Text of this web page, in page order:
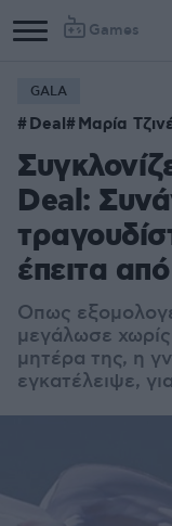
Games
GALA
Deal Μαρία
Deal:
έπειτα
Οπως
μεγάλωσε
μητέρα της, η
εγκατέλειψε,